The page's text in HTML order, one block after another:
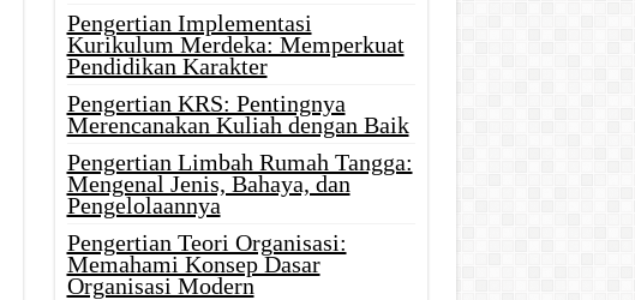
Pengertian Implementasi
Kurikulum Merdeka: Memperkuat
Pendidikan Karakter
Pengertian KRS: Pentingnya
Merencanakan Kuliah dengan Baik
Pengertian Limbah Rumah Tangga:
Mengenal Jenis, Bahaya, dan
Pengelolaannya
Pengertian Teori Organisasi:
Memahami Konsep Dasar
Organisasi Modern